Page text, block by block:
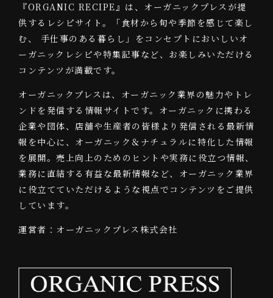
『ORGANIC RECIPE』は、オーガニックプレスが提
供するレシピサイト。「食材から旬や季節を感じて楽し
む、 手仕事のある暮らし」をコンセプトにおいしいオ
ーガニックレシピや特集記事など、お楽しみいただける
コンテンツが満載です。
オーガニックプレスは、オーガニック業界の魅力やトレ
ンドを発信する情報サイトです。オーガニックに携わる
企業や団体、店舗や生産者の皆様より発信される最新情
報を中心に、オーガニック＆ナチュラルに特化した情報
を展開。売上向上のためのヒントや実務に役立つ情報、
業務に直結する有益な最新情報など、オーガニック業界
に役立てていただけるような視点でコンテンツをご提供
しています。
運営者：オーガニックプレス株式会社